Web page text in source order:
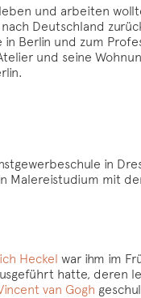
und arbeiten
Deutschland
Berlin und zum
und seine
in
Malereistudium mit
Heckel war ihm im
hatte, deren
van Gogh